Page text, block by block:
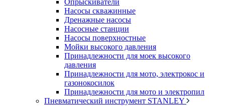
Опрыскиватели
Насосы скважинные
Дренажные насосы
Насосные станции
Насосы поверхностные
Мойки высокого давления
Принадлежности для моек высокого
давления
Принадлежности для мото, электрокос и
газонокосилок
Принадлежности для мото и электропил
Пневматический инструмент STANLEY